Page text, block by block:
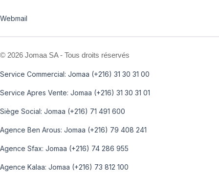
Webmail
© 2026 Jomaa SA - Tous droits réservés
Service Commercial: Jomaa (+216) 31 30 31 00
Service Apres Vente: Jomaa (+216) 31 30 31 01
Siège Social: Jomaa (+216) 71 491 600
Agence Ben Arous: Jomaa (+216) 79 408 241
Agence Sfax: Jomaa (+216) 74 286 955
Agence Kalaa: Jomaa (+216) 73 812 100